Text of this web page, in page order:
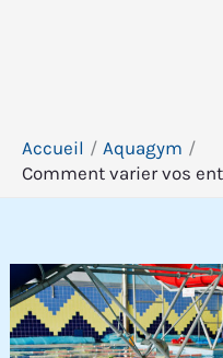
Accueil
Aquagym
Comment varier vos